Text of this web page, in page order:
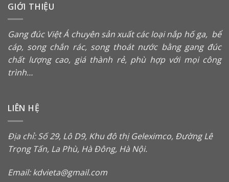
GIỚI THIỆU
Gang đúc Việt Á chuyên sản xuất các loạinắp hố ga, bể
cáp, song chắn rác, song thoát nước bằng gang đúc
chất lượng cao, giá thành rẻ, phù hợp với mọi công
trình…
LIÊN HỆ
Địa chỉ: Số 29, Lô D9, Khu đô thị Geleximco, Đường Lê
Trọng Tấn, La Phù, Hà Đông, Hà Nội.
Email: kdvieta@gmail.com